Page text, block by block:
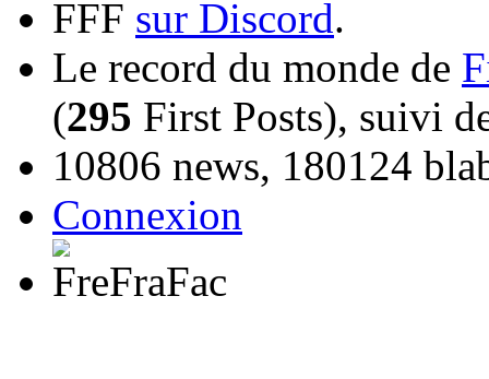
FFF sur Discord.
Le record du monde de
(295 First Posts), suivi
10806 news, 180124
Connexion